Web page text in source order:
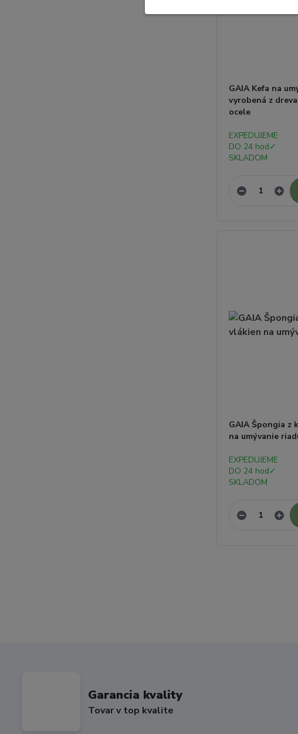
GAIA Kefa na
vyrobená z
ocele
EXPEDUJEME
DO 24 hod✓
SKLADOM
GAIA Špongia z
na umývanie
EXPEDUJEME
DO 24 hod✓
SKLADOM
Garancia kvality
Tovar v top kvalite